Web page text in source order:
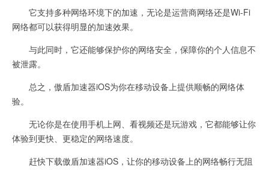
它支持多种网络环境下的加速，无论是运营商网络还是Wi-Fi
网络都可以获得明显的加速效果。
与此同时，它还能够保护你的网络安全，保障你的个人信息不
被泄露。
总之，傲盾加速器iOS为你在移动设备上提供顺畅的网络体
验。
无论你是在使用手机上网、看视频还是玩游戏，它都能够让你
体验到更快、更稳定的网络速度。
赶快下载傲盾加速器iOS，让你的移动设备上的网络畅行无阻